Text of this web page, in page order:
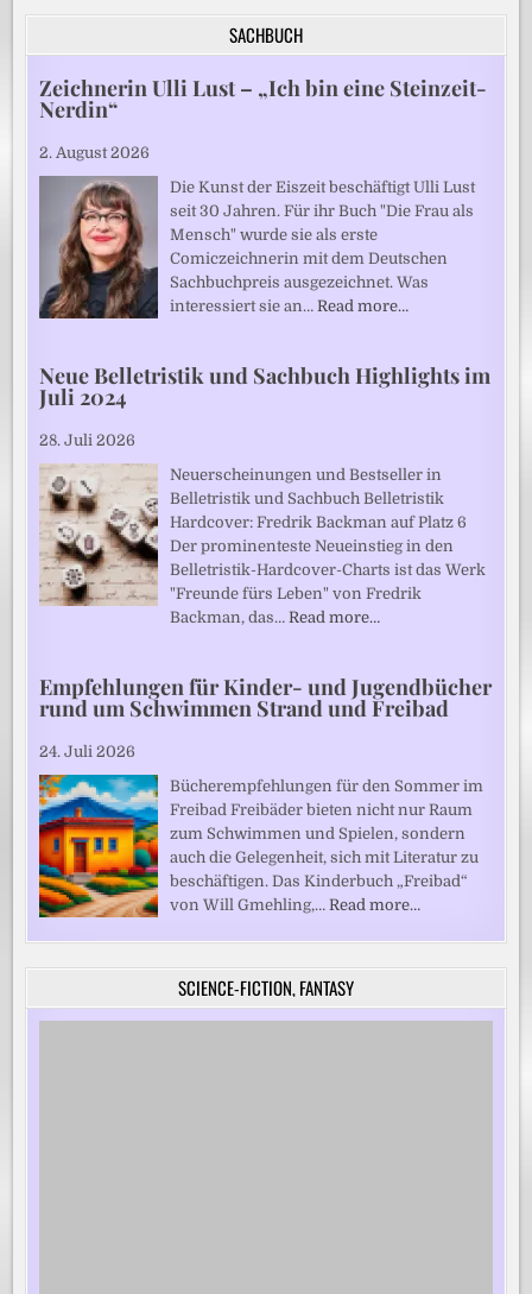
SACHBUCH
Zeichnerin Ulli Lust – „Ich bin eine Steinzeit-
Nerdin“
2. August 2026
Die Kunst der Eiszeit beschäftigt Ulli Lust
seit 30 Jahren. Für ihr Buch "Die Frau als
Mensch" wurde sie als erste
Comiczeichnerin mit dem Deutschen
Sachbuchpreis ausgezeichnet. Was
interessiert sie an…Read more…
Neue Belletristik und Sachbuch Highlights im
Juli 2024
28. Juli 2026
Neuerscheinungen und Bestseller in
Belletristik und Sachbuch Belletristik
Hardcover: Fredrik Backman auf Platz 6
Der prominenteste Neueinstieg in den
Belletristik-Hardcover-Charts ist das Werk
"Freunde fürs Leben" von Fredrik
Backman, das…Read more…
Empfehlungen für Kinder- und Jugendbücher
rund um Schwimmen Strand und Freibad
24. Juli 2026
Bücherempfehlungen für den Sommer im
Freibad Freibäder bieten nicht nur Raum
zum Schwimmen und Spielen, sondern
auch die Gelegenheit, sich mit Literatur zu
beschäftigen. Das Kinderbuch „Freibad“
von Will Gmehling,…Read more…
SCIENCE-FICTION, FANTASY